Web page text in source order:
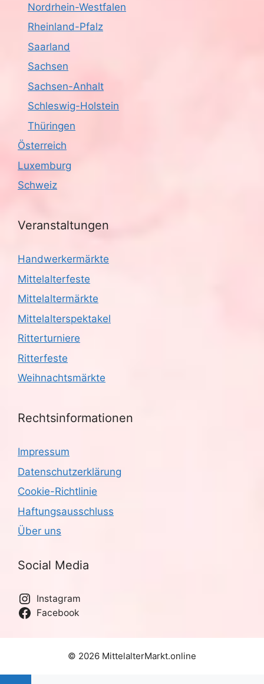
Nordrhein-Westfalen
Rheinland-Pfalz
Saarland
Sachsen
Sachsen-Anhalt
Schleswig-Holstein
Thüringen
Österreich
Luxemburg
Schweiz
Veranstaltungen
Handwerkermärkte
Mittelalterfeste
Mittelaltermärkte
Mittelalterspektakel
Ritterturniere
Ritterfeste
Weihnachtsmärkte
Rechtsinformationen
Impressum
Datenschutzerklärung
Cookie-Richtlinie
Haftungsausschluss
Über uns
Social Media
Instagram
Facebook
© 2026 MittelalterMarkt.online